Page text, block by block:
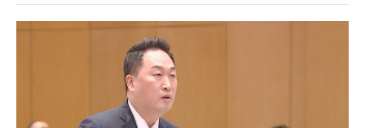
trình thu hút sự tham gia của đông đảo đại biểu đến
từ các cơ quan quản lý nhà nước, đơn vị nghiên cứu,
doanh nghiệp, hợp tác xã và nông dân đang trực
tiếp triển khai mô hình sản xuất lúa phát thải thấp.